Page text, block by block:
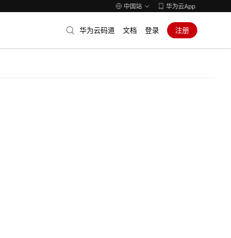
中国站 华为云App
华为云码道 文档 登录 注册